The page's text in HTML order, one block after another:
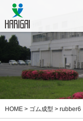
HOME > ゴム成型 > rubber6